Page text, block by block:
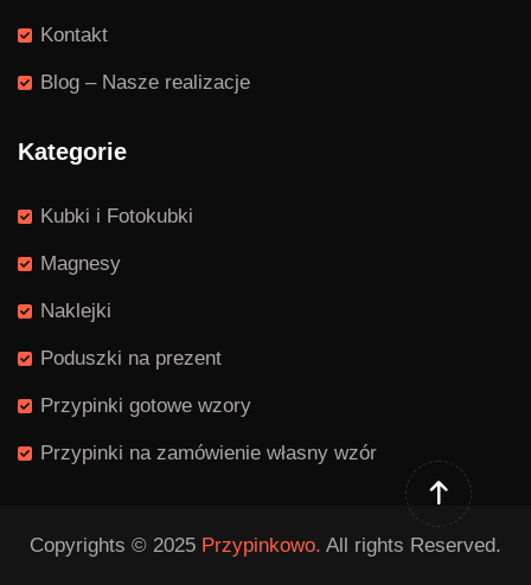
Kontakt
Blog – Nasze realizacje
Kategorie
Kubki i Fotokubki
Magnesy
Naklejki
Poduszki na prezent
Przypinki gotowe wzory
Przypinki na zamówienie własny wzór
Copyrights © 2025 Przypinkowo. All rights Reserved.